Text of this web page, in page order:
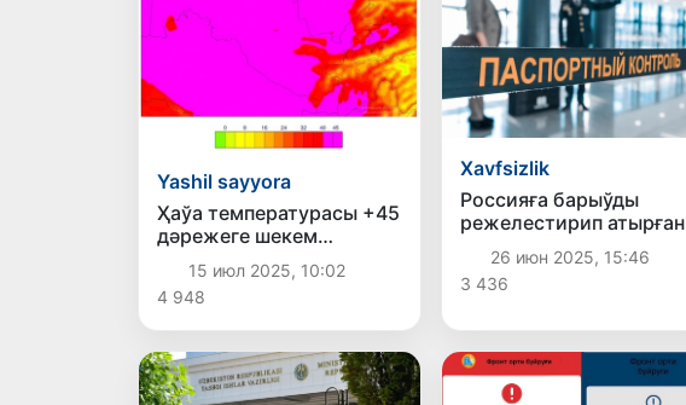
Yashil sayyora
Ҳаўа температурасы +45
дәрежеге шекем
көтериледи -
Өзгидромет
15 июл 2025, 10:02
4 948
Xavfsizlik
Россияға барыўды
режелестирип атырған
Өзбекстан пуқаралары
ескертилди
26 июн 2025, 15:46
3 436